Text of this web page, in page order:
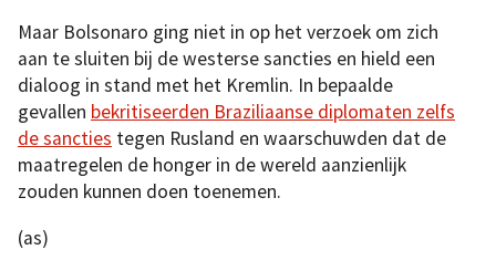
Maar Bolsonaro ging niet in op het verzoek om zich
aan te sluiten bij de westerse sancties en hield een
dialoog in stand met het Kremlin. In bepaalde
gevallen bekritiseerden Braziliaanse diplomaten zelfs
de sancties tegen Rusland en waarschuwden dat de
maatregelen de honger in de wereld aanzienlijk
zouden kunnen doen toenemen.
(as)